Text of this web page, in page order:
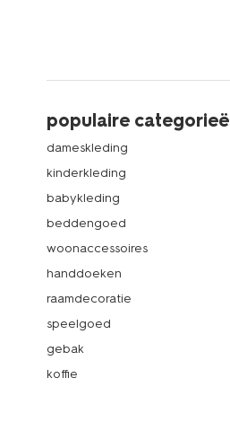
populaire
dameskleding
kinderkleding
babykleding
beddengoed
woonaccessoires
handdoeken
raamdecoratie
speelgoed
gebak
koffie